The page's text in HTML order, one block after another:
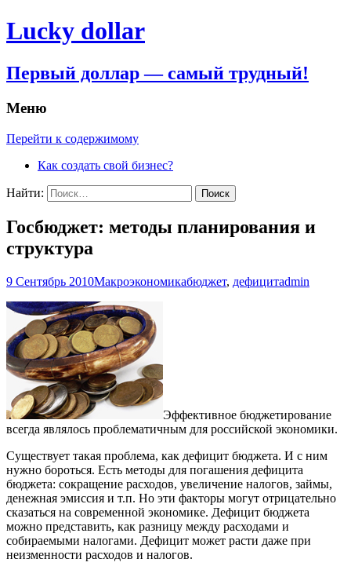
Lucky dollar
Первый доллар — самый трудный!
Меню
Перейти к содержимому
Как создать свой бизнес?
Найти:
Госбюджет: методы планирования и
структура
9 Сентябрь 2010Макроэкономикабюджет, дефицитadmin
Эффективное бюджетирование
всегда являлось проблематичным для российской экономики.
Существует такая проблема, как дефицит бюджета. И с ним
нужно бороться. Есть методы для погашения дефицита
бюджета: сокращение расходов, увеличение налогов, займы,
денежная эмиссия и т.п. Но эти факторы могут отрицательно
сказаться на современной экономике. Дефицит бюджета
можно представить, как разницу между расходами и
собираемыми налогами. Дефицит может расти даже при
неизменности расходов и налогов.